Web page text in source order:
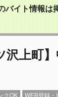
バイト情報は
沢上町
クOK WEB登録・